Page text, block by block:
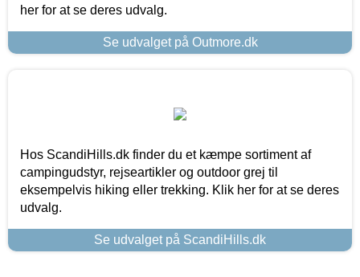
her for at se deres udvalg.
Se udvalget på Outmore.dk
Hos ScandiHills.dk finder du et kæmpe sortiment af
campingudstyr, rejseartikler og outdoor grej til
eksempelvis hiking eller trekking. Klik her for at se deres
udvalg.
Se udvalget på ScandiHills.dk